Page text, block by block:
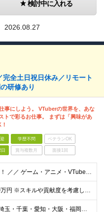
検討中に入れる
2026.08.27
全土日祝日休み／リモート
研修あり
事にしよう。 VTuberの世界を、あな
トで彩るお仕事。 まずは「興味があ
学歴不問 ベテランOK
賞与複数月 面接1回
＼＼ 未経験歓迎！ ／／ ゲーム・アニメ・VTuberが好き クリエイティブに挑戦してみたい そんな気持ちがあれば大歓迎です！ 「この仕事、気になる！」それだけでOK。 チャレンジする一歩目を応援し
月給25万円～70万円 ※スキルや貢献度を考慮して決定します。 ※試用期間中は、契約社員（月給は20万円～＋交通費）となります。 ◆インセンティブ・臨時ボーナス制度あり ◆昇給査定あり
東京・神奈川・埼玉・千葉・愛知・大阪・福岡のプロジェクト先 ◎事前相談のうえ、自宅から通いやすい勤務地へ配属します。 ◎転居を伴う転勤はありません ＜本社＞ 東京都目黒区大橋2丁目24-1 ハイネス